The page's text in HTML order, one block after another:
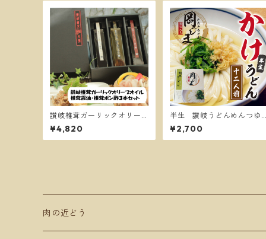
讃岐椎茸ガーリックオリー
ブオイル・椎茸醤油・椎茸
ポン酢・３本セット
¥4,820
半生 讃岐うどんめんつゆ
付き１２人前かけうどん
¥2,700
肉の近どう